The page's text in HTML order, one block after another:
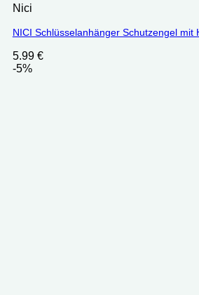
Nici
NICI Schlüsselanhänger Schutzengel mit
5.99 €
-5%